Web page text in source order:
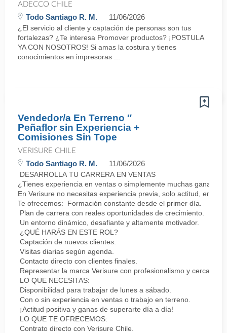
ADECCO CHILE
Todo Santiago R. M. 11/06/2026
¿El servicio al cliente y captación de personas son tus
fortalezas? ¿Te interesa Promover productos? ¡POSTULA
YA CON NOSOTROS! Si amas la costura y tienes
conocimientos en impresoras ...
Vendedor/a En Terreno ″
Peñaflor sin Experiencia +
Comisiones Sin Tope
VERISURE CHILE
Todo Santiago R. M. 11/06/2026
DESARROLLA TU CARRERA EN VENTAS
¿Tienes experiencia en ventas o simplemente muchas ganas
En Verisure no necesitas experiencia previa, solo actitud,
Te ofrecemos: Formación constante desde el primer día.
Plan de carrera con reales oportunidades de crecimiento.
Un entorno dinámico, desafiante y altamente motivador.
¿QUÉ HARÁS EN ESTE ROL?
Captación de nuevos clientes.
Visitas diarias según agenda.
Contacto directo con clientes finales.
Representar la marca Verisure con profesionalismo y cercanía.
LO QUE NECESITAS:
Disponibilidad para trabajar de lunes a sábado.
Con o sin experiencia en ventas o trabajo en terreno.
¡Actitud positiva y ganas de superarte día a día!
LO QUE TE OFRECEMOS:
Contrato directo con Verisure Chile.